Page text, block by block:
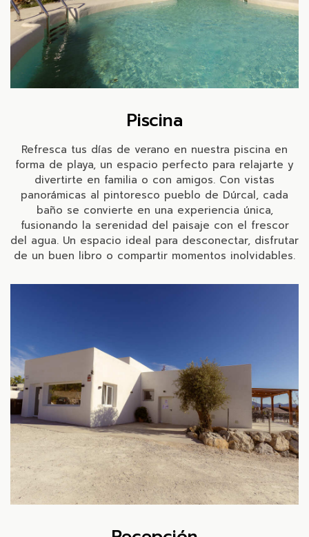
Piscina
Refresca tus días de verano en nuestra piscina en
forma de playa, un espacio perfecto para relajarte y
divertirte en familia o con amigos. Con vistas
panorámicas al pintoresco pueblo de Dúrcal, cada
baño se convierte en una experiencia única,
fusionando la serenidad del paisaje con el frescor
del agua. Un espacio ideal para desconectar, disfrutar
de un buen libro o compartir momentos inolvidables.